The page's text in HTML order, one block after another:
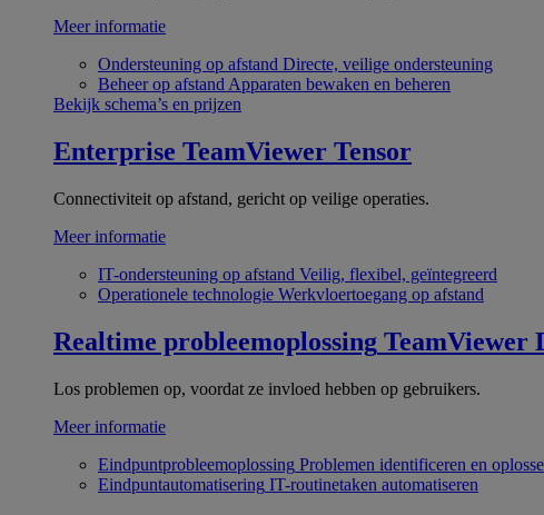
Meer informatie
Ondersteuning op afstand Directe, veilige ondersteuning
Beheer op afstand Apparaten bewaken en beheren
Bekijk schema’s en prijzen
Enterprise TeamViewer Tensor
Connectiviteit op afstand, gericht op veilige operaties.
Meer informatie
IT-ondersteuning op afstand Veilig, flexibel, geïntegreerd
Operationele technologie Werkvloertoegang op afstand
Realtime probleemoplossing TeamViewer
Los problemen op, voordat ze invloed hebben op gebruikers.
Meer informatie
Eindpuntprobleemoplossing Problemen identificeren en
Eindpuntautomatisering IT-routinetaken automatiseren